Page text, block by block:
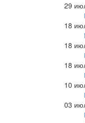
29
18
18
18
10
03